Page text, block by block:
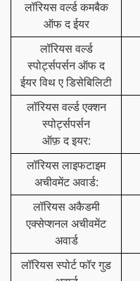
लॉरियस वर्ल्ड कमबैक
ऑफ द ईयर
लॉरियस वर्ल्ड
स्पोर्ट्सपर्सन ऑफ द
ईयर विथ ए डिसेबिलिटी
लॉरियस वर्ल्ड एक्शन
स्पोर्ट्सपर्सन
ऑफ़ द इयर:
लॉरियस लाइफटाइम
अचीवमेंट अवार्ड:
लॉरियस अकैडमी
एक्सेप्शनल अचीवमेंट
अवार्ड
लॉरियस स्पोर्ट फॉर गुड